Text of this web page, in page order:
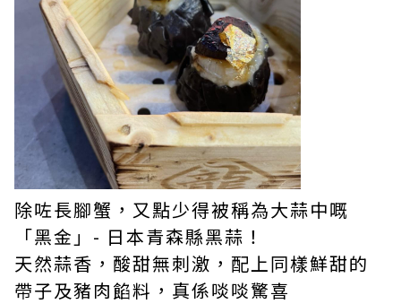
除咗長腳蟹，又點少得被稱為大蒜中嘅
「黑金」- 日本青森縣黑蒜！
天然蒜香，酸甜無刺激，配上同樣鮮甜的
帶子及豬肉餡料，真係啖啖驚喜